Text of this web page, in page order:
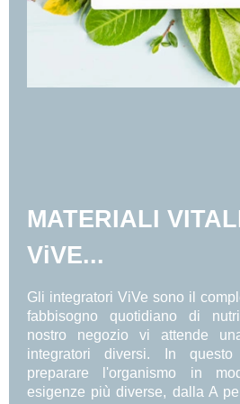
MATERIALI
ViVE...
Gli integratori ViVe sono il
fabbisogno quotidiano di
nostro negozio vi attende
integratori diversi. In
preparare l'organismo in
esigenze più diverse, dalla A